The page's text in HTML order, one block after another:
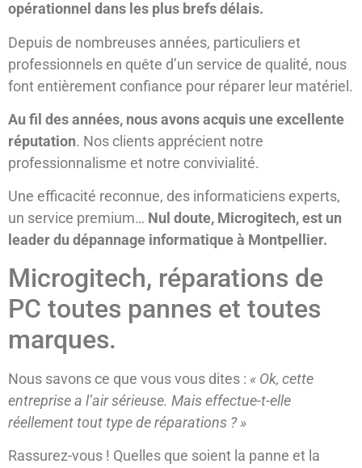
opérationnel dans les plus brefs dé lais.
Depuis de nombreuses années, particuliers et
professionnels en quête d’un service de qualité, nous
font entièrement confiance pour réparer leur matériel.
Au fil des années, nous avons acquis une excellente
réputation. Nos clients apprécient notre
professionnalisme et notre convivialité.
Une efficacité reconnue, des informaticiens experts,
un service premium… Nul doute, Microgitech, est un
leader du dépannage informatique à Montpellier.
Microgitech, réparations de
PC toutes pannes et toutes
marques.
Nous savons ce que vous vous dites : « Ok, cette
entreprise a l’air sérieuse. Mais effectue-t-elle
réellement tout type de réparations ? »
Rassurez-vous ! Quelles que soient la panne et la